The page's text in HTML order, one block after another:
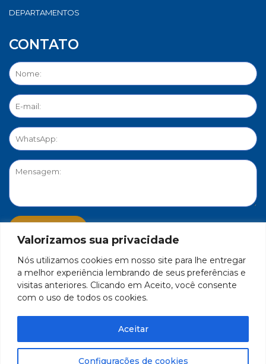
Valorizamos sua privacidade
Nós utilizamos cookies em nosso site para lhe entregar
a melhor experiência lembrando de seus preferências e
visitas anteriores. Clicando em Aceito, você consente
com o uso de todos os cookies.
Configurações de cookies
Aceitar
DEPARTAMENTOS
CONTATO
PORTAL DE PRIVACIDADE
17.271.982/0001-59